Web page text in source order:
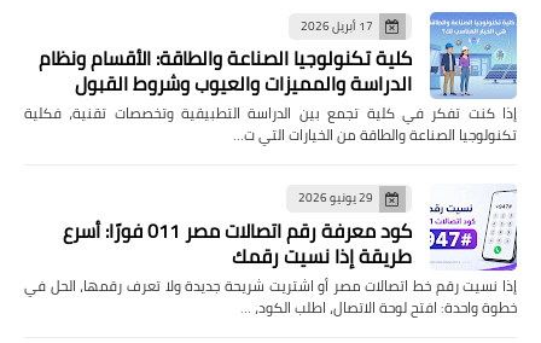
17 أبريل 2026
كلية تكنولوجيا الصناعة والطاقة: الأقسام ونظام
الدراسة والمميزات والعيوب وشروط القبول
إذا كنت تفكر في كلية تجمع بين الدراسة التطبيقية وتخصصات تقنية، فكلية
تكنولوجيا الصناعة والطاقة من الخيارات التي ت…
29 يونيو 2026
كود معرفة رقم اتصالات مصر 011 فورًا: أسرع
طريقة إذا نسيت رقمك
إذا نسيت رقم خط اتصالات مصر أو اشتريت شريحة جديدة ولا تعرف رقمها، الحل في
خطوة واحدة: افتح لوحة الاتصال، اطلب الكود، …